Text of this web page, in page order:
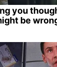
you
be